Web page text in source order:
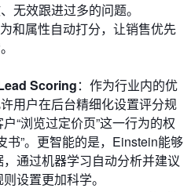
无效跟进过多的问题。
和属性自动打分，让销售优先
Scoring：作为行业内的优
用户在后台精细化设置评分规
“浏览过定价页”这一行为的权
书”。更智能的是，Einstein能够
通过机器学习自动分析并建议
设置更加科学。